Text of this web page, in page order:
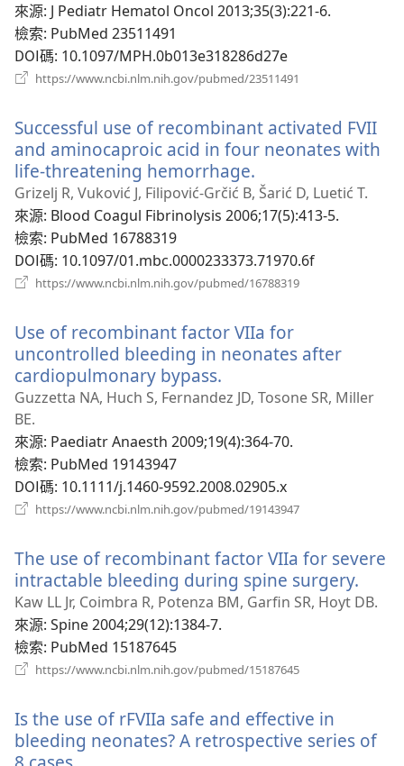
視
來源‎: J Pediatr Hematol Oncol 2013;35(3):221-6.
檢索‎: PubMed 23511491
DOI碼‎: 10.1097/MPH.0b013e318286d27e
https://www.ncbi.nlm.nih.gov/pubmed/23511491
視
窗）
Successful use of recombinant activated FVII
and aminocaproic acid in four neonates with
life-threatening hemorrhage.
啟
新
窗）
Grizelj R, Vuković J, Filipović-Grčić B, Šarić D, Luetić T.
來源‎: Blood Coagul Fibrinolysis 2006;17(5):413-5.
檢索‎: PubMed 16788319
DOI碼‎: 10.1097/01.mbc.0000233373.71970.6f
https://www.ncbi.nlm.nih.gov/pubmed/16788319
窗）
Use of recombinant factor VIIa for
uncontrolled bleeding in neonates after
cardiopulmonary bypass.
啟
視
Guzzetta NA, Huch S, Fernandez JD, Tosone SR, Miller
BE.
來源‎: Paediatr Anaesth 2009;19(4):364-70.
檢索‎: PubMed 19143947
DOI碼‎: 10.1111/j.1460-9592.2008.02905.x
https://www.ncbi.nlm.nih.gov/pubmed/19143947
視
窗）
The use of recombinant factor VIIa for severe
intractable bleeding during spine surgery.
啟
Kaw LL Jr, Coimbra R, Potenza BM, Garfin SR, Hoyt DB.
來源‎: Spine 2004;29(12):1384-7.
檢索‎: PubMed 15187645
https://www.ncbi.nlm.nih.gov/pubmed/15187645
視
窗）
Is the use of rFVIIa safe and effective in
bleeding neonates? A retrospective series of